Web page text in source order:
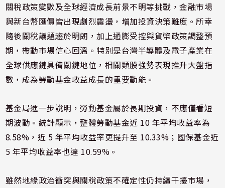
關稅政策變數及全球經濟成長前景不明等挑戰，金融市場
與新台幣匯價皆出現劇烈震盪，增加投資決策難度。所幸
隨後關稅議題趨於明朗，加上通膨受控與貨幣政策調整預
期，帶動市場信心回溫。特別是台灣半導體及電子產業在
全球供應鏈具備關鍵地位，相關類股強勢表現推升大盤指
數，成為勞動基金收益成長的重要動能。
基金局進一步說明，勞動基金屬於長期投資，不應僅看短
期波動。統計顯示，整體勞動基金近 10 年平均收益率為
8.58%，近 5 年平均收益率更提升至 10.33%；國保基金近
5 年平均收益率也達 10.59%。
雖然地緣政治衝突與關稅政策不確定性仍持續干擾市場，